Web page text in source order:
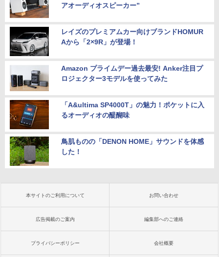
アオーディオスピーカー”
レイズのプレミアムカー向けブランドHOMUR
Aから「2×9R」が登場！
Amazon プライムデー過去最安! Anker注目プ
ロジェクター3モデルを使ってみた
「A&ultima SP4000T」の魅力！ポケットに入
るオーディオの醍醐味
鳥肌ものの「DENON HOME」サウンドを体感
した！
本サイトのご利用について お問い合わせ
広告掲載のご案内 編集部へのご連絡
プライバシーポリシー 会社概要